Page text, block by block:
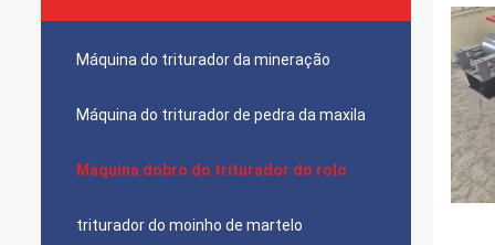
Máquina do triturador da mineração
Máquina do triturador de pedra da maxila
Máquina dobro do triturador do rolo
triturador do moinho de martelo